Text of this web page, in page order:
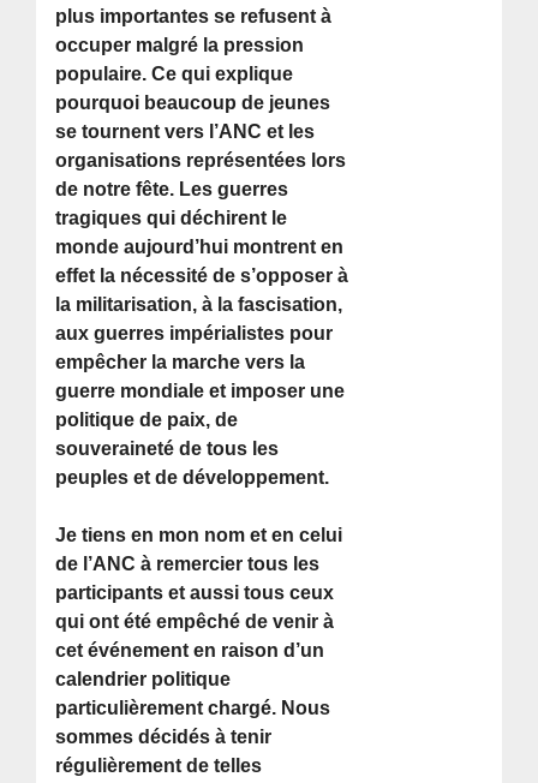
plus importantes se refusent à
occuper malgré la pression
populaire. Ce qui explique
pourquoi beaucoup de jeunes
se tournent vers l’ANC et les
organisations représentées lors
de notre fête. Les guerres
tragiques qui déchirent le
monde aujourd’hui montrent en
effet la nécessité de s’opposer à
la militarisation, à la fascisation,
aux guerres impérialistes pour
empêcher la marche vers la
guerre mondiale et imposer une
politique de paix, de
souveraineté de tous les
peuples et de développement.
Je tiens en mon nom et en celui
de l’ANC à remercier tous les
participants et aussi tous ceux
qui ont été empêché de venir à
cet événement en raison d’un
calendrier politique
particulièrement chargé. Nous
sommes décidés à tenir
régulièrement de telles